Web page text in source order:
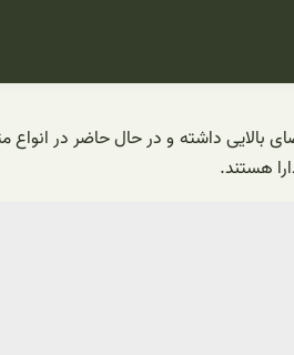
بالایی داشته و در حال حاضر در انواع
هستند.